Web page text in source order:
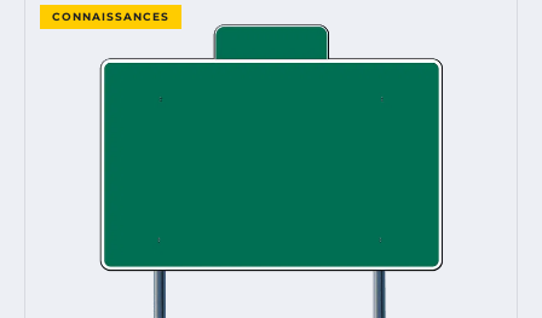
CONNAISSANCES